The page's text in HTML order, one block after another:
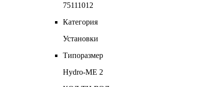
75111012
Категория
Установки
Типоразмер
Hydro-ME 2